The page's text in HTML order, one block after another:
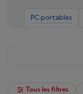
PC portables
Tous les filtres